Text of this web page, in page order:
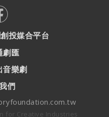
投媒合平台
劇匯
音樂劇
們
for Creative Industries